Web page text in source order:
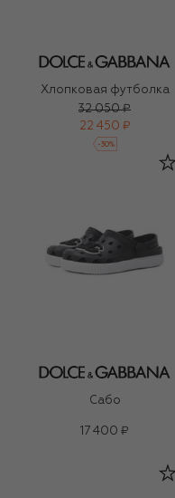
Хлопковая футболка
32 050 ₽
22 450 ₽
-30%
Сабо
17 400 ₽